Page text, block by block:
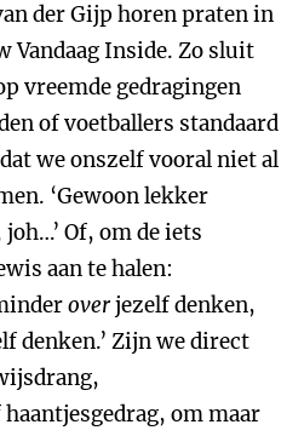
der Gijp horen praten in
Vandaag Inside. Zo sluit
vreemde gedragingen
of voetballers standaard
we onszelf vooral niet al
‘Gewoon lekker
Of, om de iets
aan te halen:
overjezelf denken,
denken.’ Zijn we direct
om maar